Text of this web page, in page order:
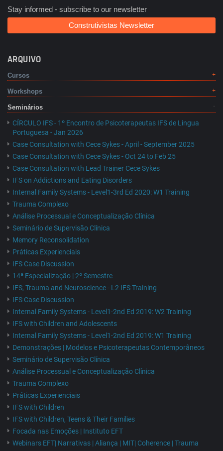
Stay informed - subscribe to our newsletter
Construtivistas Newsletter
ARQUIVO
Cursos
Workshops
Seminários
CÍRCULO IFS - 1º Encontro de Psicoterapeutas IFS de Lingua
Portuguesa - Jan 2026
Case Consultation with Cece Sykes - April - September 2025
Case Consultation with Cece Sykes - Oct 24 to Feb 25
Case Consultation with Lead Trainer Cece Sykes
IFS on Addictions and Eating Disorders
Internal Family Systems - Level1-3rd Ed 2020: W1 Training
Trauma Complexo
Análise Processual e Conceptualização Clínica
Seminário de Supervisão Clínica
Memory Reconsolidation
Práticas Experienciais
IFS Case Discussion
14ª Especialização | 2º Semestre
IFS, Trauma and Neuroscience - L2 IFS Training
IFS Case Discussion
Internal Family Systems - Level1-2nd Ed 2019: W2 Training
IFS with Children and Adolescents
Internal Family Systems - Level1-2nd Ed 2019: W1 Training
Demonstrações | Modelos e Psicoterapeutas Contemporâneos
Seminário de Supervisão Clínica
Análise Processual e Conceptualização Clínica
Trauma Complexo
Práticas Experienciais
IFS with Children
IFS with Children, Teens & Their Families
Focada nas Emoções | Instituto EFT
Webinars EFT| Narrativas | Aliança | MIT| Coherence | Trauma